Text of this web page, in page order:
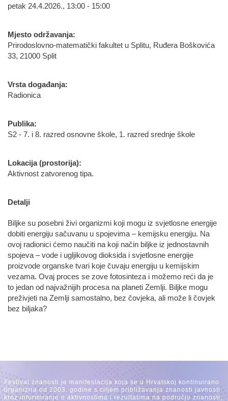
petak 24.4.2026., 13:00 - 15:00
Mjesto održavanja:
Prirodoslovno-matematički fakultet u Splitu, Ruđera Boškovića
33, 21000 Split
Vrsta događanja:
Radionica
Publika:
S2 - 7. i 8. razred osnovne škole, 1. razred srednje škole
Lokacija (prostorija):
Aktivnost zatvorenog tipa.
Detalji
Biljke su posebni živi organizmi koji mogu iz svjetlosne energije
dobiti energiju sačuvanu u spojevima – kemijsku energiju. Na
ovoj radionici ćemo naučiti na koji način biljke iz jednostavnih
spojeva – vode i ugljikovog dioksida i svjetlosne energije
proizvode organske tvari koje čuvaju energiju u kemijskim
vezama. Ovaj proces se zove fotosinteza i možemo reći da je
to jedan od najvažnijih procesa na planeti Zemlji. Biljke mogu
preživjeti na Zemlji samostalno, bez čovjeka, ali može li čovjek
bez biljaka?
Festival znanosti je manifestacija koja se u Hrvatskoj kontinuirano
organizira od 2003. godine s ciljem približavanja znanosti javnosti
kroz informiranje o aktivnostima i rezultatima na području znanosti,